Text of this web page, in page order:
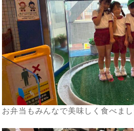
お弁当もみんなで美味しく食べまし